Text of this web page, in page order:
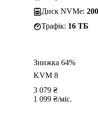
Диск NVMe:
Трафік: 16 TБ
Знижка 64%
KVM 8
3 079 ₴
1 099 ₴/міс.